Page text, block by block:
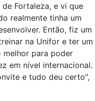
Fortaleza, e vi que
realmente tinha um
Então, fiz um
na Unifor e ter um
melhor para poder
em nível internacional.
e tudo deu certo",